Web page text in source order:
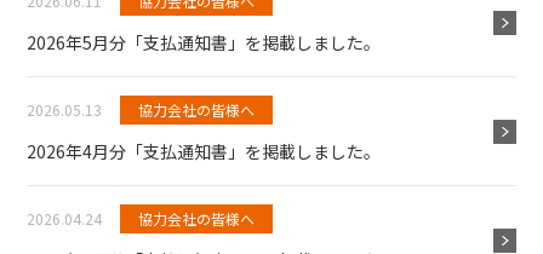
2026年5月分「支払通知書」を掲載しました。
2026.05.13 協力会社の皆様へ
2026年4月分「支払通知書」を掲載しました。
2026.04.24 協力会社の皆様へ